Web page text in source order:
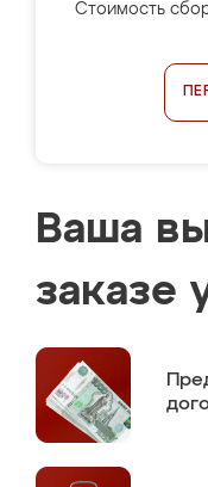
Стоимость
Ваша
заказе